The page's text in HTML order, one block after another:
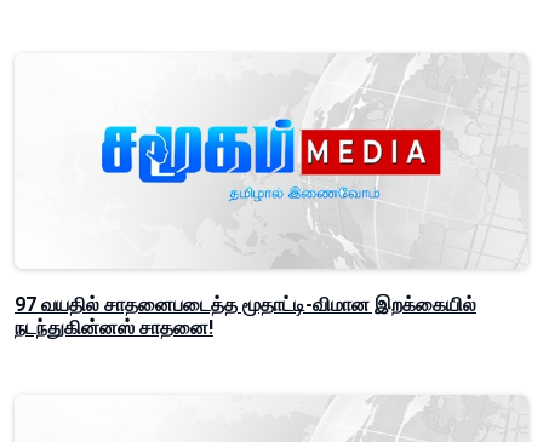
97 வயதில் சாதனைபடைத்த மூதாட்டி-விமான இறக்கையில்
நடந்துகின்னஸ் சாதனை!